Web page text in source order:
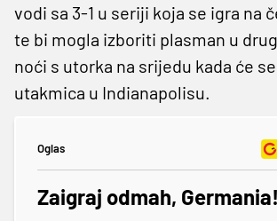
vodi sa 3-1 u seriji koja se igra na
te bi mogla izboriti plasman u
noći s utorka na srijedu kada će
utakmica u Indianapolisu.
Oglas
Zaigraj odmah, Germania!